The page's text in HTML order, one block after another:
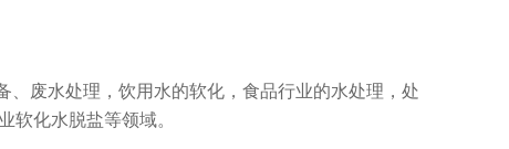
废水处理，饮用水的软化，食品行业的水处理，处
软化水脱盐等领域。